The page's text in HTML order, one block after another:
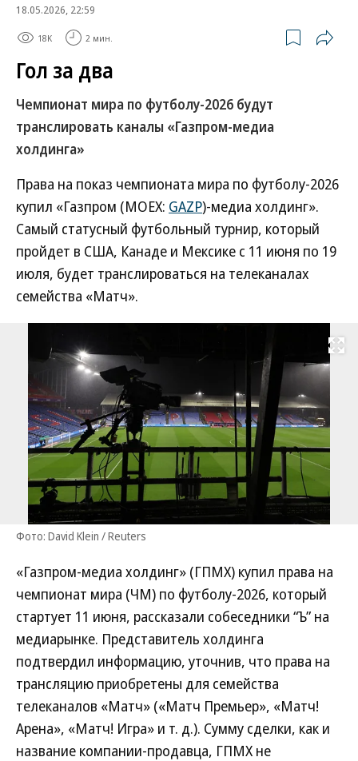
18.05.2026, 22:59
18K 2 мин.
Гол за два
Чемпионат мира по футболу-2026 будут
транслировать каналы «Газпром-медиа
холдинга»
Права на показ чемпионата мира по футболу-2026
купил «Газпром (MOEX: GAZP)-медиа холдинг».
Самый статусный футбольный турнир, который
пройдет в США, Канаде и Мексике с 11 июня по 19
июля, будет транслироваться на телеканалах
семейства «Матч».
Развернуть
Фото: David Klein / Reuters
«Газпром-медиа холдинг» (ГПМХ) купил права на
чемпионат мира (ЧМ) по футболу-2026, который
стартует 11 июня, рассказали собеседники “Ъ” на
медиарынке. Представитель холдинга
подтвердил информацию, уточнив, что права на
трансляцию приобретены для семейства
телеканалов «Матч» («Матч Премьер», «Матч!
Арена», «Матч! Игра» и т. д.). Сумму сделки, как и
название компании-продавца, ГПМХ не